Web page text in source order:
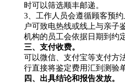
时可以筛选顺丰邮递。
3、工作人员会遵循顾客预
户可致电热线或线上与亲子
机构的员工会依据日期到约
三、支付收费。
可以微信、支付宝等支付方
行直接将鉴定费用汇到测验
四、出具结论和报告发放。